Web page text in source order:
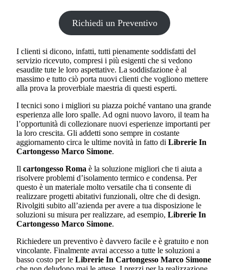
Richiedi un Preventivo
I clienti si dicono, infatti, tutti pienamente soddisfatti del
servizio ricevuto, compresi i più esigenti che si vedono
esaudite tute le loro aspettative. La soddisfazione è al
massimo e tutto ciò porta nuovi clienti che vogliono mettere
alla prova la proverbiale maestria di questi esperti.
I tecnici sono i migliori su piazza poiché vantano una grande
esperienza alle loro spalle. Ad ogni nuovo lavoro, il team ha
l’opportunità di collezionare nuovi esperienze importanti per
la loro crescita. Gli addetti sono sempre in costante
aggiornamento circa le ultime novità in fatto di Librerie In
Cartongesso Marco Simone.
Il cartongesso Roma è la soluzione migliori che ti aiuta a
risolvere problemi d’isolamento termico e condensa. Per
questo è un materiale molto versatile cha ti consente di
realizzare progetti abitativi funzionali, oltre che di design.
Rivolgiti subito all’azienda per avere a tua disposizione le
soluzioni su misura per realizzare, ad esempio, Librerie In
Cartongesso Marco Simone.
Richiedere un preventivo è davvero facile e è gratuito e non
vincolante. Finalmente avrai accesso a tutte le soluzioni a
basso costo per le Librerie In Cartongesso Marco Simone